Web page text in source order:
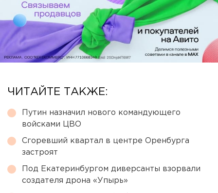
ЧИТАЙТЕ ТАКЖЕ:
Путин назначил нового командующего
войсками ЦВО
Сгоревший квартал в центре Оренбурга
застроят
Под Екатеринбургом диверсанты взорвали
создателя дрона «Упырь»